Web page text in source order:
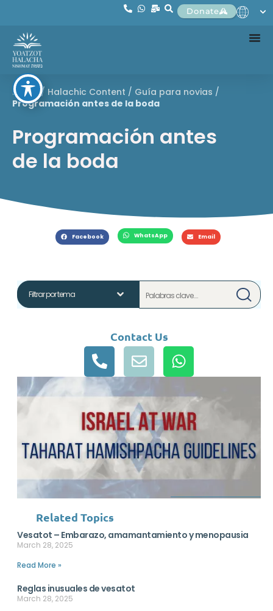
Donate
Home / Halachic Content / Guía para novias /
Programación antes de la boda
Programación antes
de la boda
Facebook WhatsApp Email
Contact Us
Related Topics
Vesatot – Embarazo, amamantamiento y menopausia
March 28, 2025
Read More »
Reglas inusuales de vesatot
March 28, 2025